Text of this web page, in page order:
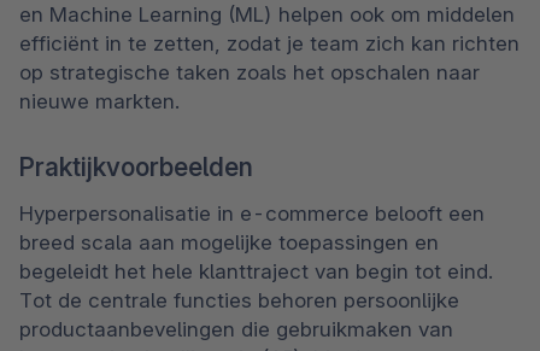
en Machine Learning (ML) helpen ook om middelen
efficiënt in te zetten, zodat je team zich kan richten
op strategische taken zoals het opschalen naar
nieuwe markten.
Praktijkvoorbeelden
Hyperpersonalisatie in e-commerce belooft een
breed scala aan mogelijke toepassingen en
begeleidt het hele klanttraject van begin tot eind.
Tot de centrale functies behoren persoonlijke
productaanbevelingen die gebruikmaken van